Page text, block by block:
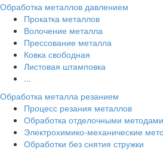
Обработка металлов давлением
Прокатка металлов
Волочение металла
Прессование металла
Ковка свободная
Листовая штамповка
...
Обработка металла резанием
Процесс резания металлов
Обработка отделочными методами
Электрохимико-механические
Обработки без снятия стружки